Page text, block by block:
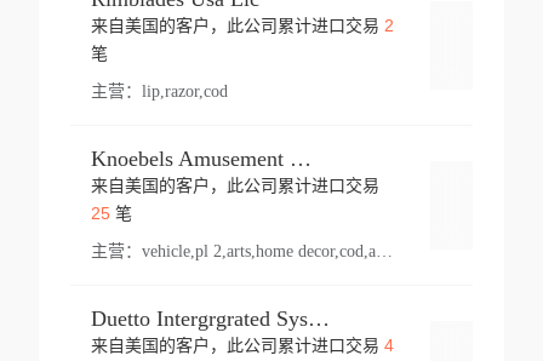
来自美国的客户，此公司累计进口交易 2
笔
主营： lip,razor,cod
Knoebels Amusement Resort
来自美国的客户，此公司累计进口交易
25笔
主营： vehicle,pl 2,arts,home decor,cod,amusement ride,sea
Duetto Intergrgrated Systems Inc.
来自美国的客户，此公司累计进口交易 4